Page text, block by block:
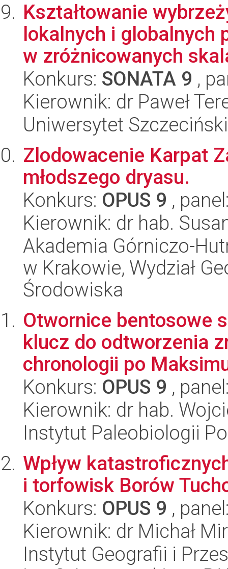
Kształtowanie
lokalnych i globalnych
w zróżnicowanych
Konkurs: SONATA 9 ,
Kierownik: dr Paweł
Uniwersytet
Zlodowacenie Karpat
młodszego dryasu.
Konkurs: OPUS 9 ,
Kierownik: dr hab.
Akademia Górniczo-
w Krakowie, Wydział
Środowiska
Otwornice bentosowe
klucz do odtworzenia
chronologii po
Konkurs: OPUS 9 ,
Kierownik: dr hab.
Instytut Paleobiologii
Wpływ
i torfowisk Borów
Konkurs: OPUS 9 ,
Kierownik: dr Michał
Instytut Geografii i